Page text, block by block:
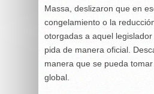
Massa, deslizaron que en
congelamiento o la
otorgadas a aquel
pida de manera oficial.
manera que se pueda
global.